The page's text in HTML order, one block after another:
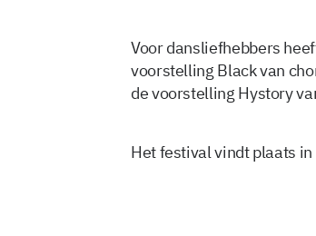
Voor dansliefhebbers
voorstelling Black van
de voorstelling Hystory
Het festival vindt plaats